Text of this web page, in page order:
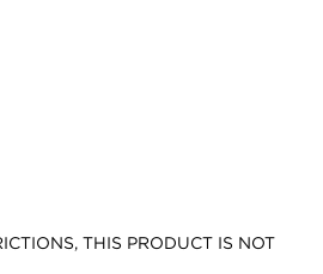
THIS PRODUCT IS NOT